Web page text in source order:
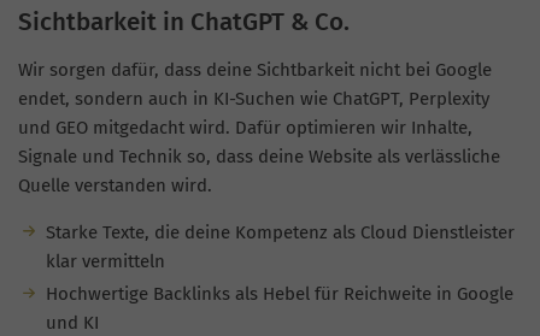
Sichtbarkeit in ChatGPT & Co.
Wir sorgen dafür, dass deine Sichtbarkeit nicht bei Google
endet, sondern auch in KI-Suchen wie ChatGPT, Perplexity
und GEO mitgedacht wird. Dafür optimieren wir Inhalte,
Signale und Technik so, dass deine Website als verlässliche
Quelle verstanden wird.
Starke Texte, die deine Kompetenz als Cloud Dienstleister
klar vermitteln
Hochwertige Backlinks als Hebel für Reichweite in Google
und KI